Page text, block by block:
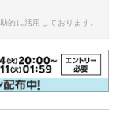
的に活用しております。